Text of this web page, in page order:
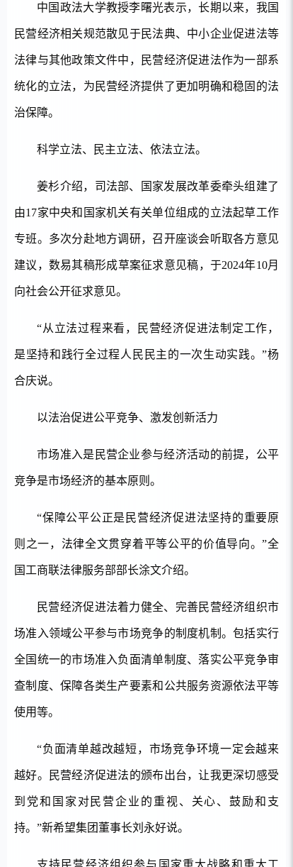
中国政法大学教授李曙光表示，长期以来，我国
民营经济相关规范散见于民法典、中小企业促进法等
法律与其他政策文件中，民营经济促进法作为一部系
统化的立法，为民营经济提供了更加明确和稳固的法
治保障。
科学立法、民主立法、依法立法。
姜杉介绍，司法部、国家发展改革委牵头组建了
由17家中央和国家机关有关单位组成的立法起草工作
专班。多次分赴地方调研，召开座谈会听取各方意见
建议，数易其稿形成草案征求意见稿，于2024年10月
向社会公开征求意见。
“从立法过程来看，民营经济促进法制定工作，
是坚持和践行全过程人民民主的一次生动实践。”杨
合庆说。
以法治促进公平竞争、激发创新活力
市场准入是民营企业参与经济活动的前提，公平
竞争是市场经济的基本原则。
“保障公平公正是民营经济促进法坚持的重要原
则之一，法律全文贯穿着平等公平的价值导向。”全
国工商联法律服务部部长涂文介绍。
民营经济促进法着力健全、完善民营经济组织市
场准入领域公平参与市场竞争的制度机制。包括实行
全国统一的市场准入负面清单制度、落实公平竞争审
查制度、保障各类生产要素和公共服务资源依法平等
使用等。
“负面清单越改越短，市场竞争环境一定会越来
越好。民营经济促进法的颁布出台，让我更深切感受
到党和国家对民营企业的重视、关心、鼓励和支
持。”新希望集团董事长刘永好说。
支持民营经济组织参与国家重大战略和重大工